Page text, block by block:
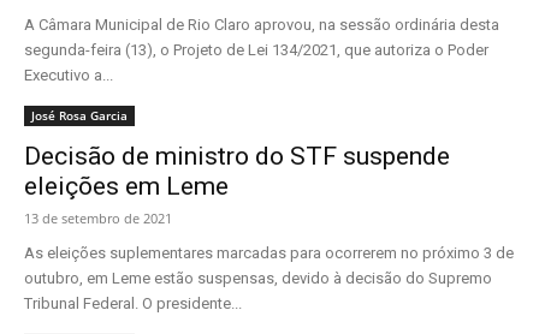
A Câmara Municipal de Rio Claro aprovou, na sessão ordinária desta
segunda-feira (13), o Projeto de Lei 134/2021, que autoriza o Poder
Executivo a...
José Rosa Garcia
Decisão de ministro do STF suspende
eleições em Leme
13 de setembro de 2021
As eleições suplementares marcadas para ocorrerem no próximo 3 de
outubro, em Leme estão suspensas, devido à decisão do Supremo
Tribunal Federal. O presidente...